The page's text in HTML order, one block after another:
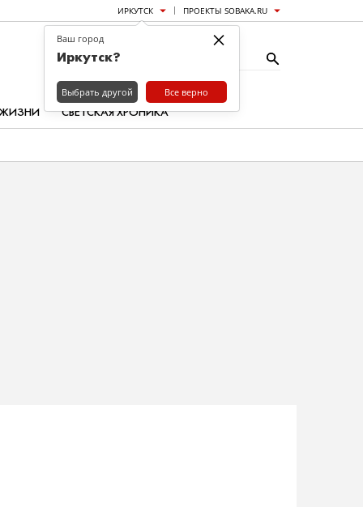
ИРКУТСК ПРОЕКТЫ SOBAKA.RU
СВЕТСКАЯ ХРОНИКА
×
Ваш город
Иркутск?
Выбрать другой Все верно